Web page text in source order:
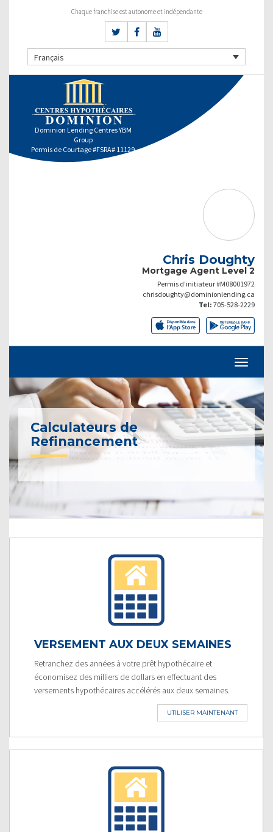
Chaque franchise est autonome et indépendante
Français
Dominion Lending Centres YBM
Group
Permis de Courtage #FSRA# 11129
Chris Doughty
Mortgage Agent Level 2
Permis d’initiateur #M08001972
chrisdoughty@dominionlending.ca
Tel: 705-528-2229
Calculateurs de
Refinancement
VERSEMENT AUX DEUX SEMAINES
Retranchez des années à votre prêt hypothécaire et
économisez des milliers de dollars en effectuant des
versements hypothécaires accélérés aux deux semaines.
UTILISER MAINTENANT